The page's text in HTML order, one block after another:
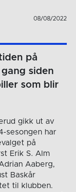
08/08/2022
på
siden
som blir
gikk ut av
sesongen har
på
Erik S. Alm
Aaberg,
Baskår
til klubben.